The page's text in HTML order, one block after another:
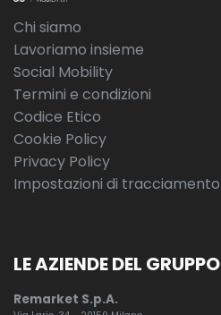
Chi siamo
Lavoriamo insieme
Social Mobility
Termini e condizioni
Codice Etico
Cookie Policy
Privacy Policy
Impostazioni di tracciamento
LE AZIENDE DEL GRUPPO
Remarket S.p.A.